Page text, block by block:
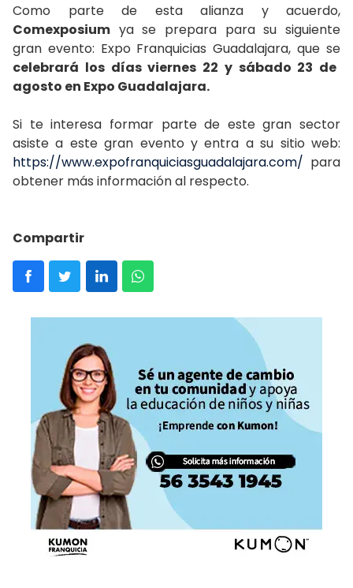
Como parte de esta alianza y acuerdo,
Comexposium ya se prepara para su siguiente
gran evento: Expo Franquicias Guadalajara, que se
celebrará los días viernes 22 y sábado 23 de
agosto en Expo Guadalajara.
Si te interesa formar parte de este gran sector
asiste a este gran evento y entra a su sitio web:
https://www.expofranquiciasguadalajara.com/ para
obtener más información al respecto.
Compartir